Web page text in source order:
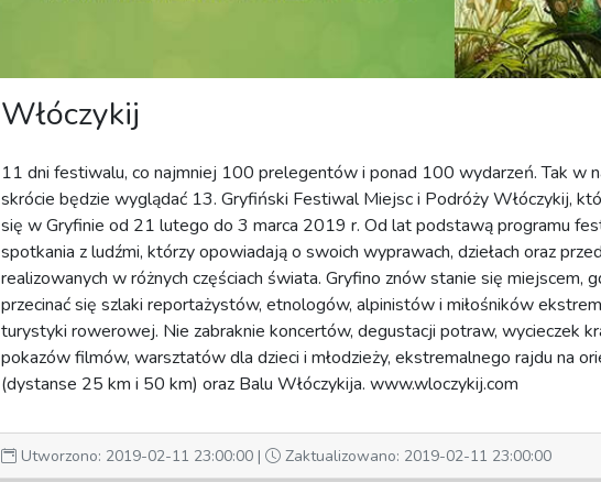
Włóczykij
11 dni festiwalu, co najmniej 100 prelegentów i ponad 100 wydarzeń. Tak w
skrócie będzie wyglądać 13. Gryfiński Festiwal Miejsc i Podróży Włóczykij,
się w Gryfinie od 21 lutego do 3 marca 2019 r. Od lat podstawą programu
spotkania z ludźmi, którzy opowiadają o swoich wyprawach, dziełach oraz
realizowanych w różnych częściach świata. Gryfino znów stanie się miejscem,
przecinać się szlaki reportażystów, etnologów, alpinistów i miłośników
turystyki rowerowej. Nie zabraknie koncertów, degustacji potraw, wycieczek
pokazów filmów, warsztatów dla dzieci i młodzieży, ekstremalnego rajdu na
(dystanse 25 km i 50 km) oraz Balu Włóczykija. www.wloczykij.com
Utworzono: 2019-02-11 23:00:00 | Zaktualizowano: 2019-02-11 23:00:00